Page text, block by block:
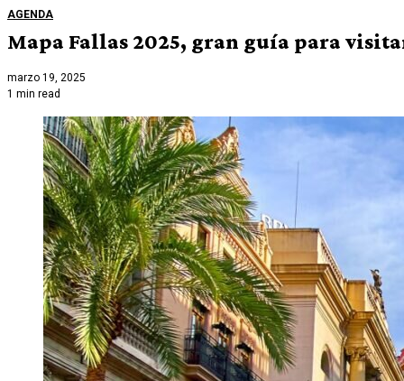
AGENDA
Mapa Fallas 2025, gran guía para
marzo 19, 2025
1 min read